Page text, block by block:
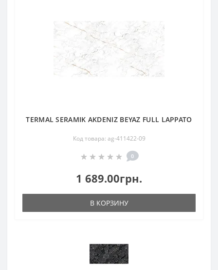
TERMAL SERAMIK AKDENIZ BEYAZ FULL LAPPATO
Код товара: ag-411422-09
0
1 689.00грн.
В КОРЗИНУ